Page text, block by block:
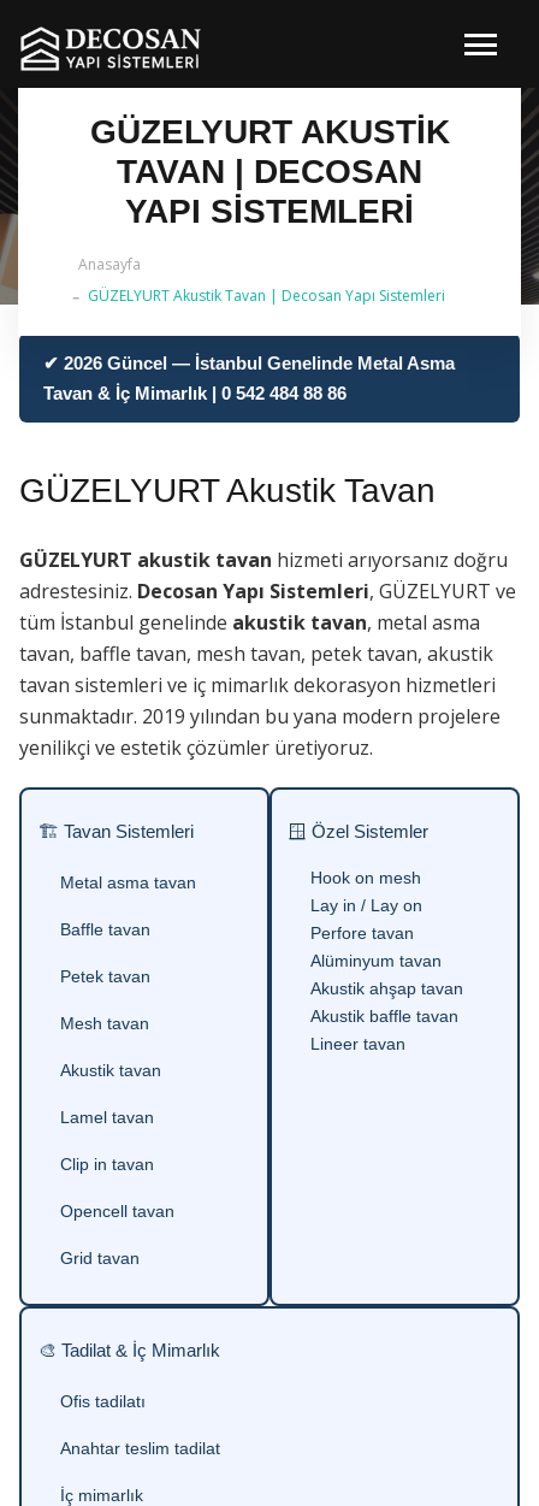
GÜZELYURT AKUSTIK
TAVAN | DECOSAN
YAPI SISTEMLERI
Anasayfa
GÜZELYURT Akustik Tavan | Decosan Yapı Sistemleri
✔ 2026 Güncel — İstanbul Genelinde Metal Asma
Tavan & İç Mimarlık | 0 542 484 88 86
GÜZELYURT Akustik Tavan
GÜZELYURT akustik tavan hizmeti arıyorsanız doğru
adrestesiniz. Decosan Yapı Sistemleri, GÜZELYURT ve
tüm İstanbul genelinde akustik tavan, metal asma
tavan, baffle tavan, mesh tavan, petek tavan, akustik
tavan sistemleri ve iç mimarlık dekorasyon hizmetleri
sunmaktadır. 2019 yılından bu yana modern projelere
yenilikçi ve estetik çözümler üretiyoruz.
🏗 Tavan Sistemleri
Metal asma tavan
Baffle tavan
Petek tavan
Mesh tavan
Akustik tavan
Lamel tavan
Clip in tavan
Opencell tavan
Grid tavan
🪟 Özel Sistemler
Hook on mesh
Lay in / Lay on
Perfore tavan
Alüminyum tavan
Akustik ahşap tavan
Akustik baffle tavan
Lineer tavan
🎨 Tadilat & İç Mimarlık
Ofis tadilatı
Anahtar teslim tadilat
İç mimarlık